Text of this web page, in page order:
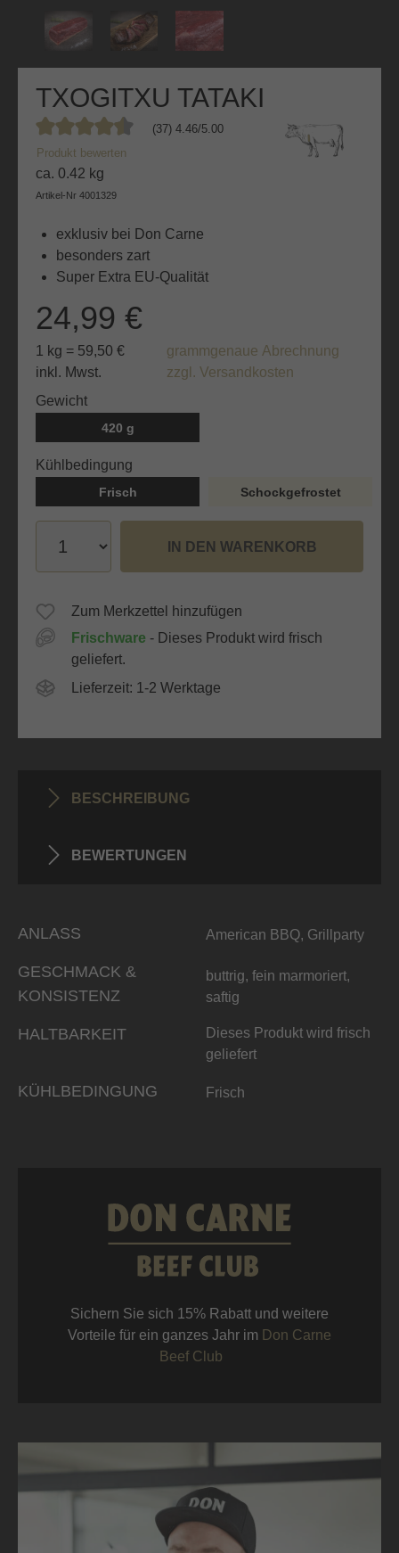
TXOGITXU TATAKI
Durchschnittliche Bewertung von 4.4 von 5 Sternen
(37) 4.46/5.00
Produkt bewerten
ca. 0.42 kg
Artikel-Nr 4001329
exklusiv bei Don Carne
besonders zart
Super Extra EU-Qualität
24,99 €
1 kg = 59,50 €
grammgenaue Abrechnung
inkl. Mwst.
zzgl. Versandkosten
Gewichtauswählen
420 g
Kühlbedingung
Frisch Schockgefrostet
IN DEN WARENKORB
Zum Merkzettel hinzufügen
Frischware - Dieses Produkt wird frisch
geliefert.
Lieferzeit: 1-2 Werktage
BESCHREIBUNG
BEWERTUNGEN
ANLASS American BBQ, Grillparty
GESCHMACK &
KONSISTENZ
buttrig, fein marmoriert,
saftig
HALTBARKEIT
Dieses Produkt wird frisch
geliefert
KÜHLBEDINGUNG Frisch
Sichern Sie sich 15% Rabatt und weitere
Vorteile für ein ganzes Jahr im Don Carne
Beef Club